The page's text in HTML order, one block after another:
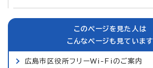
このページを見た人は
こんなページも見ています
広島市区役所フリーWi-Fiのご案内